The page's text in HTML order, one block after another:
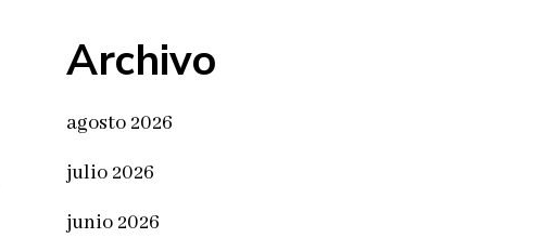
Archivo
agosto 2026
julio 2026
junio 2026